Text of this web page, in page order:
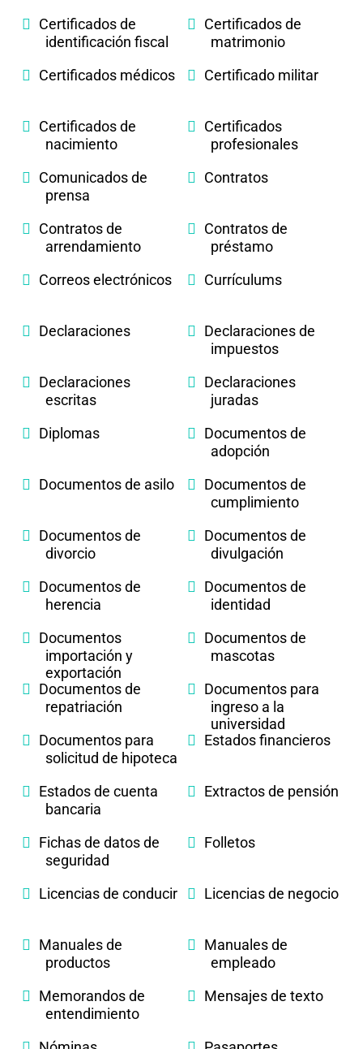
Certificados de
identificación fiscal
Certificados de
matrimonio
Certificados médicos
Certificado militar
Certificados de
nacimiento
Certificados
profesionales
Comunicados de
prensa
Contratos
Contratos de
arrendamiento
Contratos de
préstamo
Correos electrónicos
Currículums
Declaraciones
Declaraciones de
impuestos
Declaraciones
escritas
Declaraciones
juradas
Diplomas
Documentos de
adopción
Documentos de asilo
Documentos de
cumplimiento
Documentos de
divorcio
Documentos de
divulgación
Documentos de
herencia
Documentos de
identidad
Documentos
importación y
exportación
Documentos de
mascotas
Documentos de
repatriación
Documentos para
ingreso a la
universidad
Documentos para
solicitud de hipoteca
Estados financieros
Estados de cuenta
bancaria
Extractos de pensión
Fichas de datos de
seguridad
Folletos
Licencias de conducir Licencias de negocio
Manuales de
productos
Manuales de
empleado
Memorandos de
entendimiento
Mensajes de texto